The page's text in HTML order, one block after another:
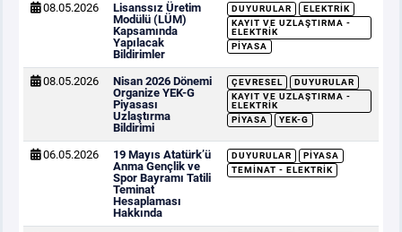
08.05.2026
Lisanssız Üretim
Modülü (LÜM)
Kapsamında
Yapılacak
Bildirimler
DUYURULAR
ELEKTRIK
KAYIT VE UZLAŞTIRMA -
ELEKTRIK
PIYASA
08.05.2026
Nisan 2026 Dönemi
Organize YEK-G
Piyasası
Uzlaştırma
Bildirimi
ÇEVRESEL
DUYURULAR
KAYIT VE UZLAŞTIRMA -
ELEKTRIK
PIYASA
YEK-G
06.05.2026
19 Mayıs Atatürk’ü
Anma Gençlik ve
Spor Bayramı Tatili
Teminat
Hesaplaması
Hakkında
DUYURULAR
PIYASA
TEMINAT - ELEKTRIK